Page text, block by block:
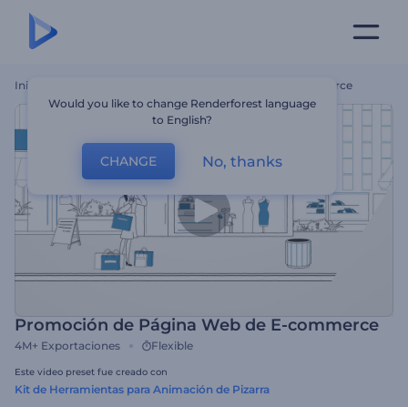
Inicio Promoción De Página Web De E-Commerce
Promoción de Página Web de E-commerce
4M+ Exportaciones Flexible
Este video preset fue creado con
Kit de Herramientas para Animación de Pizarra
Would you like to change Renderforest language
to English?
CHANGE No, thanks